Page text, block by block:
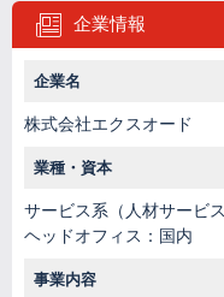
企業情報
企業名
株式会社エクスオード
業種・資本
サービス系（人材サービス
ヘッドオフィス：国内
事業内容